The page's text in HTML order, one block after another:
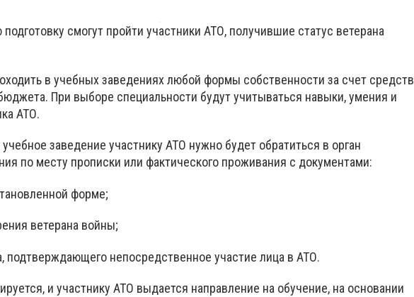
смогут пройти участники АТО, получившие статус ветерана
в учебных заведениях любой формы собственности за счет средств
При выборе специальности будут учитываться навыки, умения и
АТО.
заведение участнику АТО нужно будет обратиться в орган
по месту прописки или фактического проживания с документами:
форме;
ветерана войны;
подтверждающего непосредственное участие лица в АТО.
и участнику АТО выдается направление на обучение, на основании